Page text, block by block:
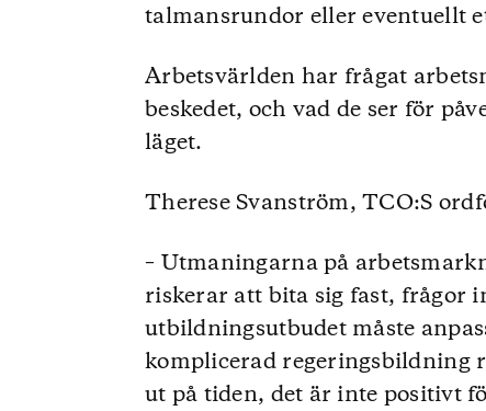
talmansrundor eller eventuellt
Arbetsvärlden har frågat
beskedet, och vad de ser för
läget.
Therese Svanström, TCO:S
– Utmaningarna på
riskerar att bita sig fast, frågor
utbildningsutbudet måste
komplicerad regeringsbildning
ut på tiden, det är inte positivt